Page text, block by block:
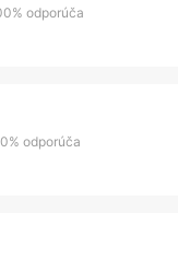
odporúča
odporúča